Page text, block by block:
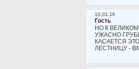
10.01.16
Гость
НО К
УЖАСНО
КАСАЕТСЯ
ЛЕСТНИЦУ -